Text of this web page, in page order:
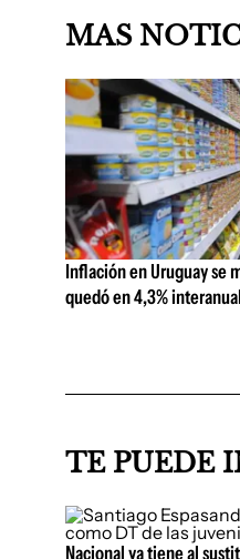
MAS
Inflación en Uruguay se
quedó en 4,3%
TE PUEDE
Nacional ya tiene al